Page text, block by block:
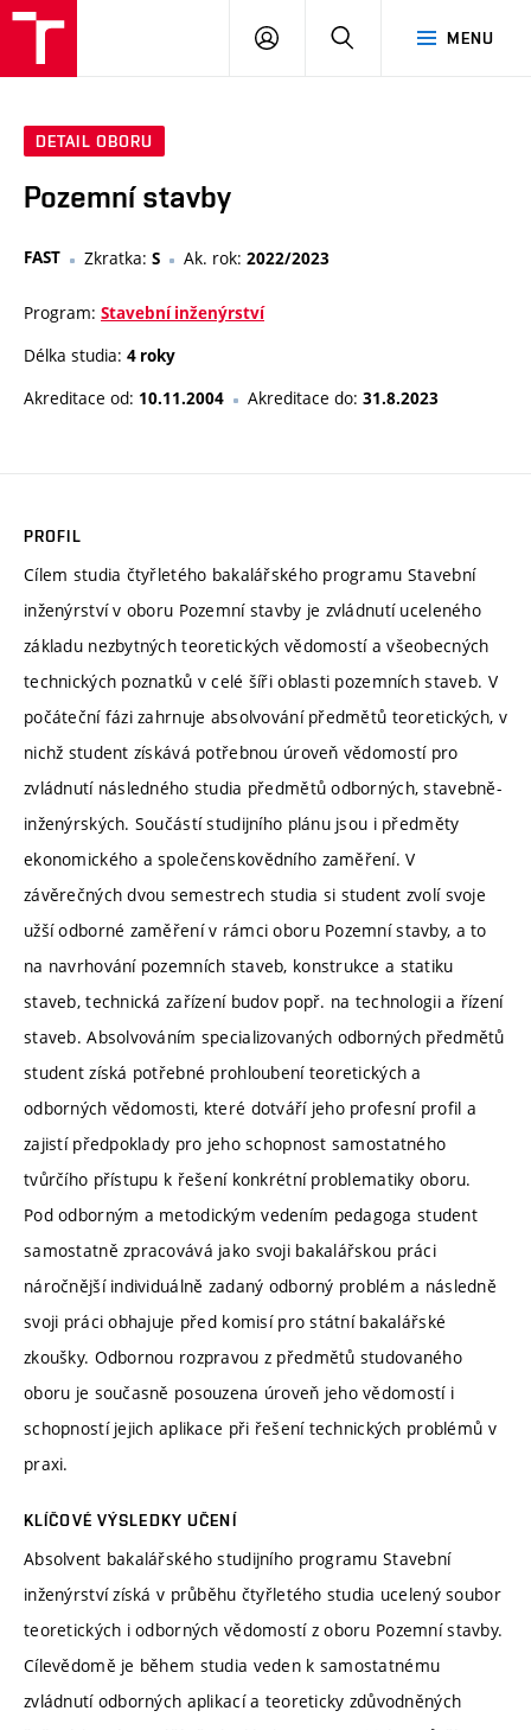
MENU
PŘIHLÁSIT
DETAIL OBORU
Pozemní stavby
FAST Zkratka: S Ak. rok: 2022/2023
Program: Stavební inženýrství
Délka studia: 4 roky
Akreditace od: 10.11.2004 Akreditace do: 31.8.2023
PROFIL
Cílem studia čtyřletého bakalářského programu Stavební
inženýrství v oboru Pozemní stavby je zvládnutí uceleného
základu nezbytných teoretických vědomostí a všeobecných
technických poznatků v celé šíři oblasti pozemních staveb. V
počáteční fázi zahrnuje absolvování předmětů teoretických, v
nichž student získává potřebnou úroveň vědomostí pro
zvládnutí následného studia předmětů odborných, stavebně-
inženýrských. Součástí studijního plánu jsou i předměty
ekonomického a společenskovědního zaměření. V
závěrečných dvou semestrech studia si student zvolí svoje
užší odborné zaměření v rámci oboru Pozemní stavby, a to
na navrhování pozemních staveb, konstrukce a statiku
staveb, technická zařízení budov popř. na technologii a řízení
staveb. Absolvováním specializovaných odborných předmětů
student získá potřebné prohloubení teoretických a
odborných vědomosti, které dotváří jeho profesní profil a
zajistí předpoklady pro jeho schopnost samostatného
tvůrčího přístupu k řešení konkrétní problematiky oboru.
Pod odborným a metodickým vedením pedagoga student
samostatně zpracovává jako svoji bakalářskou práci
náročnější individuálně zadaný odborný problém a následně
svoji práci obhajuje před komisí pro státní bakalářské
zkoušky. Odbornou rozpravou z předmětů studovaného
oboru je současně posouzena úroveň jeho vědomostí i
schopností jejich aplikace při řešení technických problémů v
praxi.
KLÍČOVÉ VÝSLEDKY UČENÍ
Absolvent bakalářského studijního programu Stavební
inženýrství získá v průběhu čtyřletého studia ucelený soubor
teoretických i odborných vědomostí z oboru Pozemní stavby.
Cílevědomě je během studia veden k samostatnému
zvládnutí odborných aplikací a teoreticky zdůvodněných